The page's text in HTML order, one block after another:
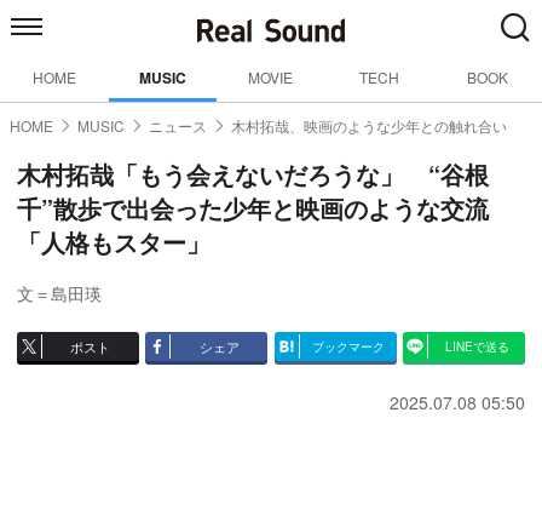
HOME MUSIC MOVIE TECH BOOK
HOME MUSIC ニュース 木村拓哉、映画のような少年との触れ合い
木村拓哉「もう会えないだろうな」 “谷根
千”散歩で出会った少年と映画のような交流
「人格もスター」
文＝島田瑛
ポスト シェア ブックマーク LINEで送る
2025.07.08 05:50